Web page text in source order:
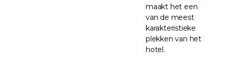
maakt het een
van de meest
karakteristieke
plekken van het
hotel.